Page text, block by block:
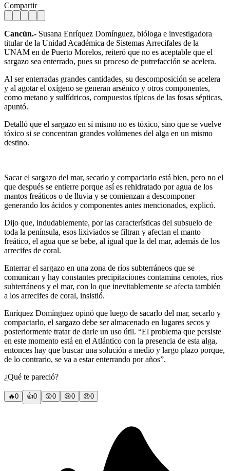
Compartir
Cancún.- Susana Enríquez Domínguez, bióloga e investigadora
titular de la Unidad Académica de Sistemas Arrecifales de la
UNAM en de Puerto Morelos, reiteró que no es aceptable que el
sargazo sea enterrado, pues su proceso de putrefacción se acelera.
Al ser enterradas grandes cantidades, su descomposición se acelera
y al agotar el oxígeno se generan arsénico y otros componentes,
como metano y sulfídricos, compuestos típicos de las fosas sépticas,
apuntó.
Detalló que el sargazo en sí mismo no es tóxico, sino que se vuelve
tóxico si se concentran grandes volúmenes del alga en un mismo
destino.
Sacar el sargazo del mar, secarlo y compactarlo está bien, pero no el
que después se entierre porque así es rehidratado por agua de los
mantos freáticos o de lluvia y se comienzan a descomponer
generando los ácidos y componentes antes mencionados, explicó.
Dijo que, indudablemente, por las características del subsuelo de
toda la península, esos lixiviados se filtran y afectan el manto
freático, el agua que se bebe, al igual que la del mar, además de los
arrecifes de coral.
Enterrar el sargazo en una zona de ríos subterráneos que se
comunican y hay constantes precipitaciones contamina cenotes, ríos
subterráneos y el mar, con lo que inevitablemente se afecta también
a los arrecifes de coral, insistió.
Enríquez Domínguez opinó que luego de sacarlo del mar, secarlo y
compactarlo, el sargazo debe ser almacenado en lugares secos y
posteriormente tratar de darle un uso útil. “El problema que persiste
en este momento está en el Atlántico con la presencia de esta alga,
entonces hay que buscar una solución a medio y largo plazo porque,
de lo contrario, se va a estar enterrando por años”.
¿Qué te pareció?
🔥0 👍0 😲0 😢0 😠0